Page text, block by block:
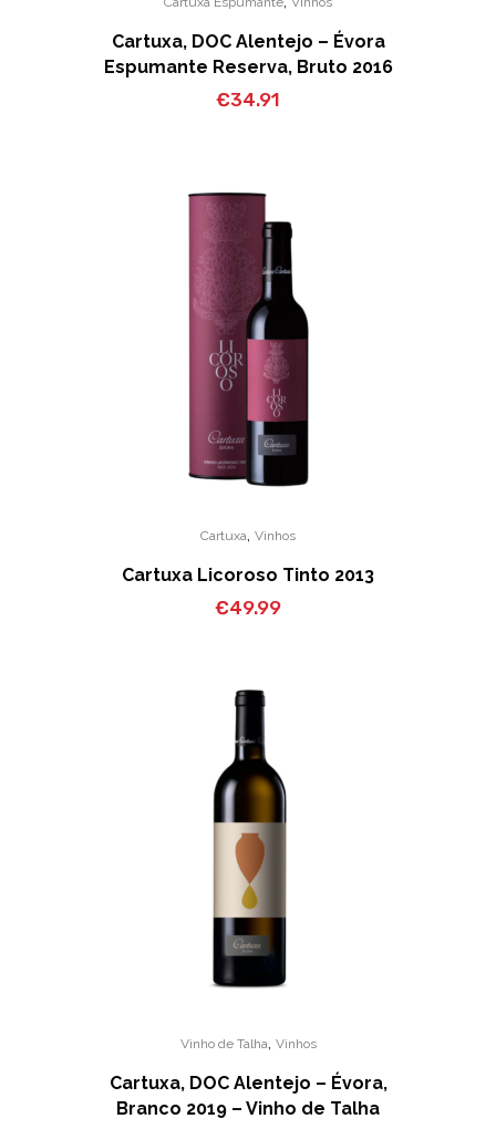
Cartuxa, DOC Alentejo – Évora
Espumante Reserva, Bruto 2016
€34.91
Cartuxa, Vinhos
Cartuxa Licoroso Tinto 2013
€49.99
Vinho de Talha, Vinhos
Cartuxa, DOC Alentejo – Évora,
Branco 2019 – Vinho de Talha